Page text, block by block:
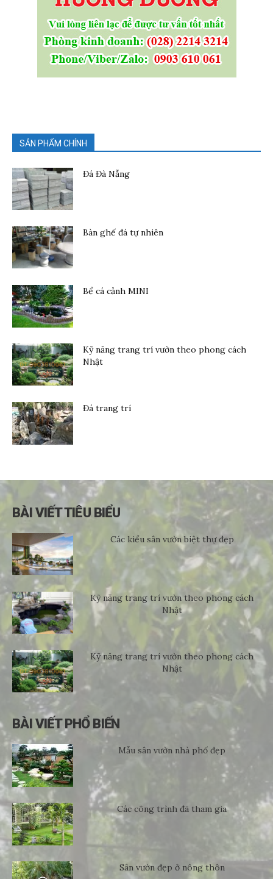
SẢN PHẨM CHÍNH
Đá Đà Nẵng
Bàn ghế đá tự nhiên
Bể cá cảnh MINI
Kỹ năng trang trí vườn theo phong cách
Nhật
Đá trang trí
BÀI VIẾT TIÊU BIỂU
Các kiểu sân vườn biệt thự đẹp
Kỹ năng trang trí vườn theo phong cách
Nhật
Kỹ năng trang trí vườn theo phong cách
Nhật
BÀI VIẾT PHỔ BIẾN
Mẫu sân vườn nhà phố đẹp
Các công trình đã tham gia
Sân vườn đẹp ở nông thôn